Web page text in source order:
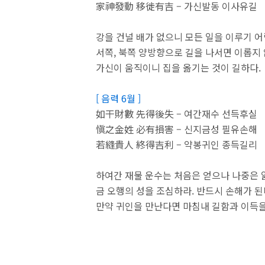
家神發動 移徙有吉 – 가신발동 이사유길
강을 건널 배가 없으니 모든 일을 이루기
서쪽, 북쪽 양방향으로 길을 나서면 이롭지
가신이 움직이니 집을 옮기는 것이 길하다.
[ 음력 6월 ]
如干財數 先得後失 – 여간재수 선득후실
愼之金姓 必有損害 – 신지금성 필유손해
若縫貴人 終得吉利 – 약봉귀인 종득길리
하여간 재물 운수는 처음은 얻으나 나중은
금 오행의 성을 조심하라. 반드시 손해가
만약 귀인을 만난다면 마침내 길함과 이득